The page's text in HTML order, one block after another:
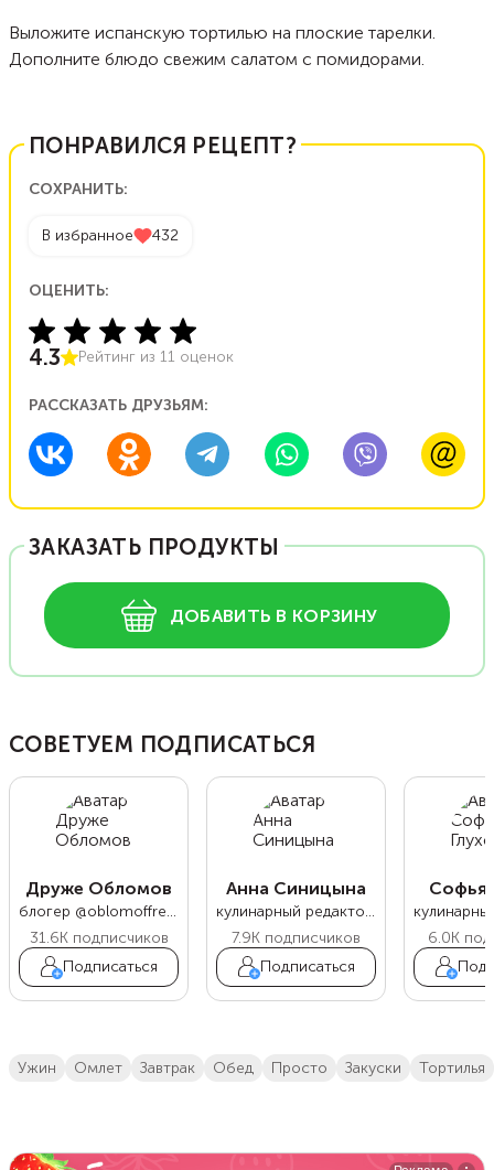
Выложите испанскую тортилью на плоские тарелки.
Дополните блюдо свежим салатом с помидорами.
ПОНРАВИЛСЯ РЕЦЕПТ?
СОХРАНИТЬ:
В избранное 432
ОЦЕНИТЬ:
4.3 Рейтинг из 11 оценок
РАССКАЗАТЬ ДРУЗЬЯМ:
ЗАКАЗАТЬ ПРОДУКТЫ
ДОБАВИТЬ В КОРЗИНУ
СОВЕТУЕМ ПОДПИСАТЬСЯ
Друже Обломов
блогер @oblomoffrecipe
31.6Kподписчиков
Подписаться
Анна Синицына
кулинарный редактор Food.ru
7.9K подписчиков
Подписаться
Софья
6.0K
ужин омлет завтрак обед просто закуски тортилья